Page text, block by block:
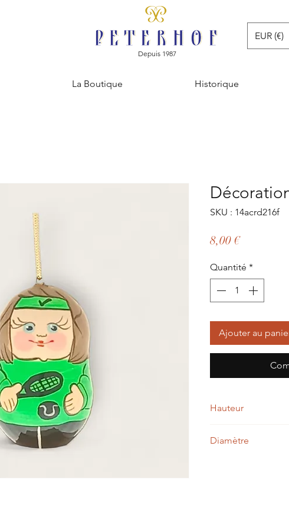
EUR (€)
Depuis 1987
La Boutique Historique
SKU : 14acrd216f
8,00 €Prix
Quantité *
Ajouter au
Hauteur
Diamètre